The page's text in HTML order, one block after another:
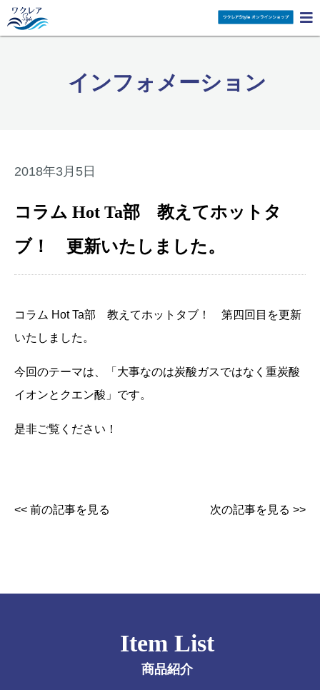

インフォメーション
2018年3月5日
コラム Hot Ta部 教えてホットタ
ブ！ 更新いたしました。
コラム Hot Ta部 教えてホットタブ！ 第四回目を更新
いたしました。
今回のテーマは、「大事なのは炭酸ガスではなく重炭酸
イオンとクエン酸」です。
是非ご覧ください！
<< 前の記事を見る 次の記事を見る >>
Item List
商品紹介